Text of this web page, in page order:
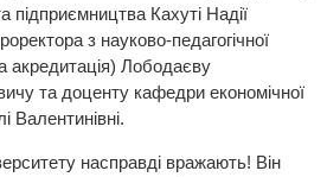
підприємництва Кахуті Надії
з науково-педагогічної
акредитація) Лободаєву
та доценту кафедри економічної
Валентинівні.
насправді вражають! Він